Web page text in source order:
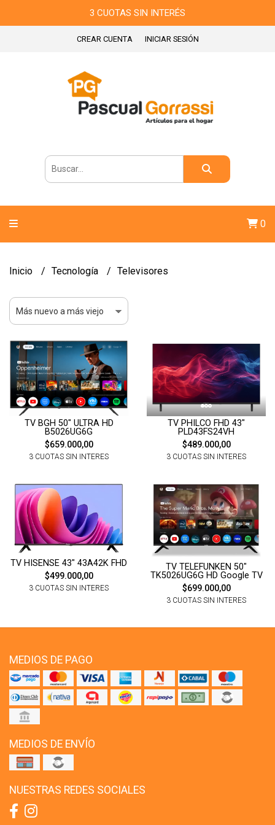
3 CUOTAS SIN INTERÉS
CREAR CUENTA INICIAR SESIÓN
0
Inicio Tecnología Televisores
TV BGH 50" ULTRA HD
B5026UG6G
$659.000,00
3 CUOTAS SIN INTERES
TV PHILCO FHD 43"
PLD43FS24VH
$489.000,00
3 CUOTAS SIN INTERES
TV HISENSE 43" 43A42K FHD
$499.000,00
3 CUOTAS SIN INTERES
TV TELEFUNKEN 50"
TK5026UG6G HD Google TV
$699.000,00
3 CUOTAS SIN INTERES
MEDIOS DE PAGO
MEDIOS DE ENVÍO
NUESTRAS REDES SOCIALES